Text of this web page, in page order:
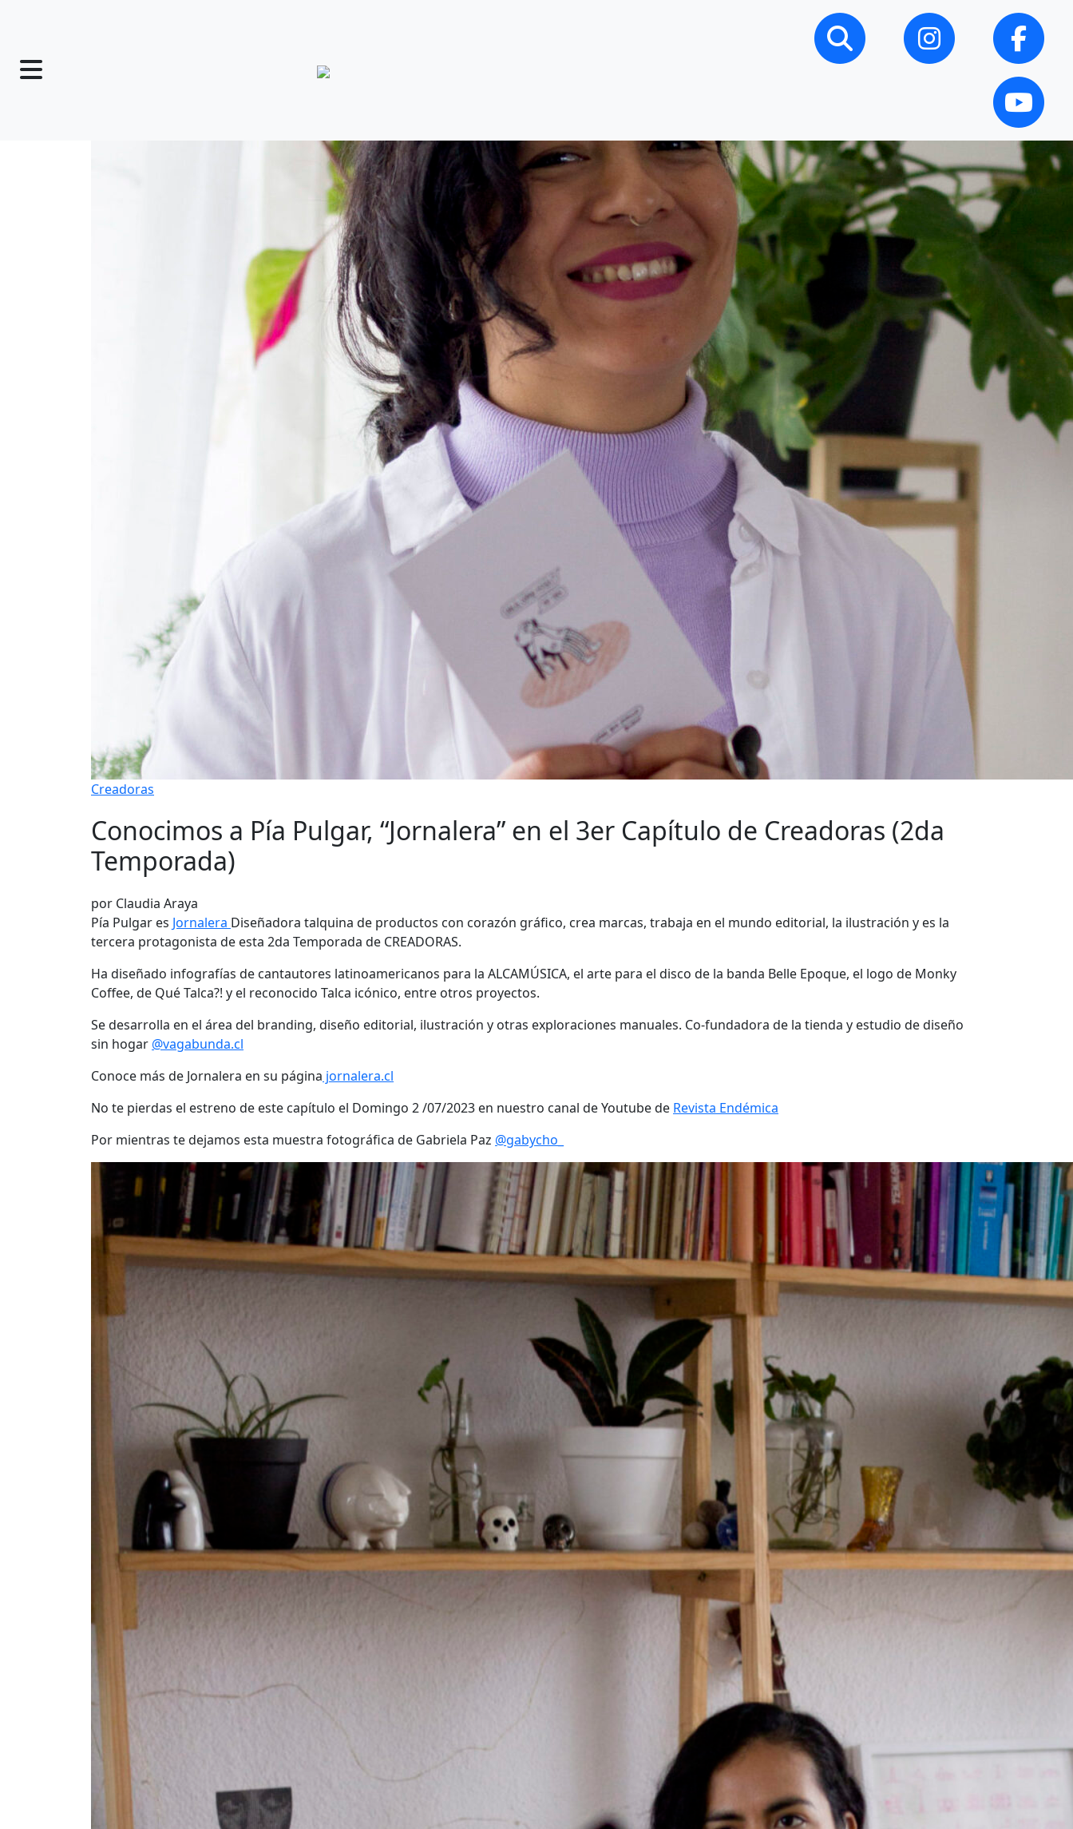
Creadoras
Conocimos a Pía Pulgar, “Jornalera” en el 3er Capítulo de Creadoras (2da
Temporada)
por Claudia Araya
Pía Pulgar es Jornalera Diseñadora talquina de productos con corazón gráfico, crea marcas, trabaja en el mundo editorial, la ilustración y es la
tercera protagonista de esta 2da Temporada de CREADORAS.
Ha diseñado infografías de cantautores latinoamericanos para la ALCAMÚSICA, el arte para el disco de la banda Belle Epoque, el logo de Monky
Coffee, de Qué Talca?! y el reconocido Talca icónico, entre otros proyectos.
Se desarrolla en el área del branding, diseño editorial, ilustración y otras exploraciones manuales. Co-fundadora de la tienda y estudio de diseño
sin hogar @vagabunda.cl
Conoce más de Jornalera en su página jornalera.cl
No te pierdas el estreno de este capítulo el Domingo 2 /07/2023 en nuestro canal de Youtube de Revista Endémica
Por mientras te dejamos esta muestra fotográfica de Gabriela Paz @gabycho_